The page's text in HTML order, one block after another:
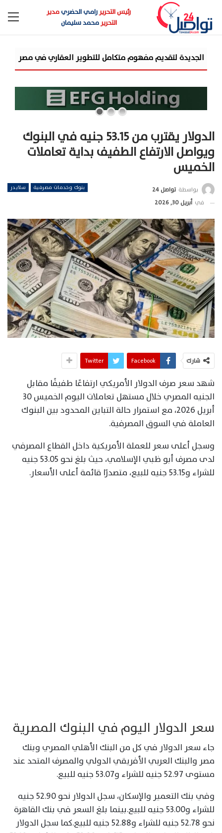
رئيس التحريررامي الحضريمدير
التحريرمحمد سليمان
شركة «AIG» تتعاون مع «CSCEC الصينية» بمشروع «AI Tower» بأعلى المعايير العالمية
الدولار يقترب من 53.15 جنيه في البنوك
ويواصل الارتفاع الطفيف بداية تعاملات
الخميس
بنوك وخدمات مصرفية سلايدر بواسطة تواصل 24
في أبريل 30, 2026
شارك Facebook
Twitter
شهد سعر صرف الدولار الأمريكي ارتفاعًا طفيفًا مقابل
الجنيه المصري خلال مستهل تعاملات اليوم الخميس 30
أبريل 2026، مع استمرار حالة التباين المحدود بين البنوك
العاملة في السوق المصرفية.
وسجل أعلى سعر للعملة الأمريكية داخل القطاع المصرفي
لدى مصرف أبو ظبي الإسلامي، حيث بلغ نحو 53.05 جنيه
للشراء و53.15 جنيه للبيع، متصدرًا قائمة أعلى الأسعار.
سعر الدولار اليوم في البنوك المصرية
جاء سعر الدولار في كل من البنك الأهلي المصري وبنك
مصر والبنك العربي الأفريقي الدولي والمصرف المتحد عند
مستوى 52.97 جنيه للشراء و53.07 جنيه للبيع.
وفي بنك التعمير والإسكان، سجل الدولار نحو 52.90 جنيه
للشراء و53.00 جنيه للبيع.بينما بلغ السعر في بنك القاهرة
نحو 52.78 جنيه للشراء و52.88 جنيه للبيع.كما سجل الدولار